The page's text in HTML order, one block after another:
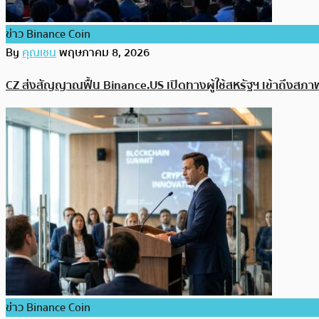
ข่าว Binance Coin
Byคุณเชนพฤษภาคม 8, 2026
CZ ส่งสัญญาณฟื้น Binance.US เปิดทางผู้ใช้สหรัฐฯ เข้าถึงสภ
ข่าว Binance Coin